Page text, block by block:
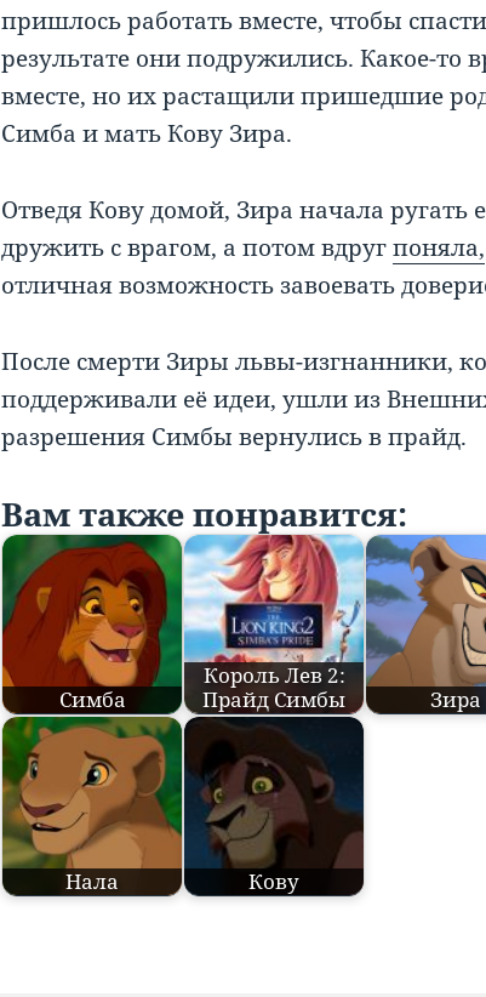
пришлось работать вместе, чтобы
результате они подружились. Какое-то
вместе, но их растащили пришедшие
Симба и мать Кову Зира.
Отведя Кову домой, Зира начала ругать
дружить с врагом, а потом вдругпоняла,
отличная возможность завоевать
После смерти Зиры львы-изгнанники,
поддерживали её идеи, ушли из
разрешения Симбы вернулись в прайд.
Вам также понравится:
Симба
Король Лев 2:
Прайд Симбы
Зира
Нала Кову